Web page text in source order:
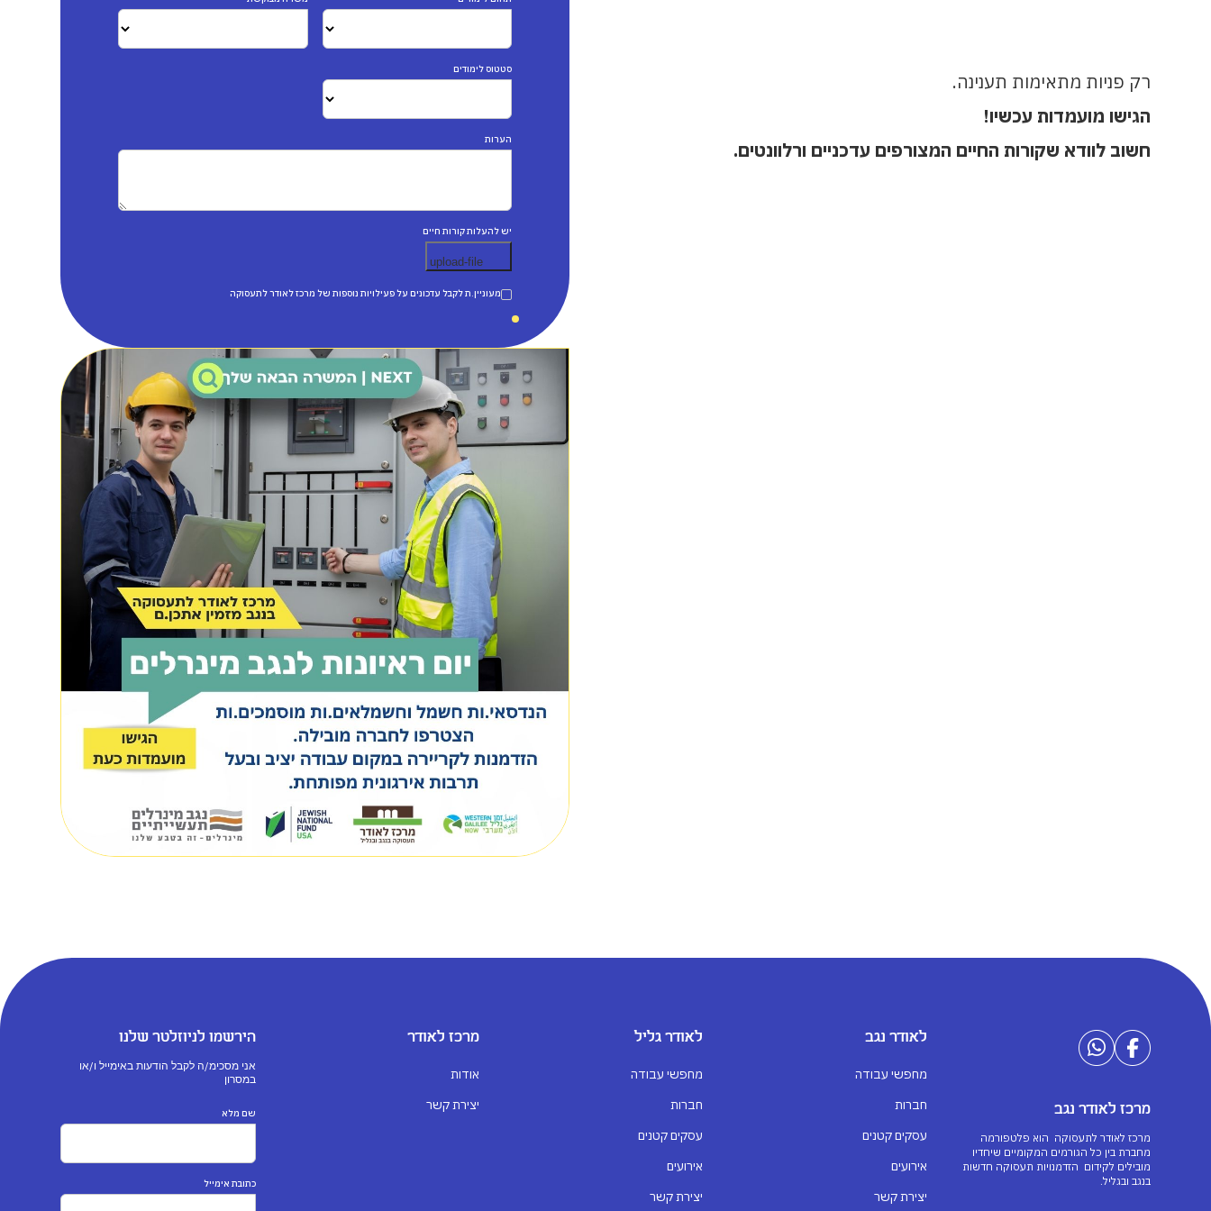
רק פניות מתאימות תענינה.
הגישו מועמדות עכשיו!
חשוב לוודא שקורות החיים המצורפים עדכניים ורלוונטים.
סטטוס לימודים
הערות
יש להעלות קורות חיים
מעוניין.ת לקבל עדכונים על פעילויות נוספות של מרכז לאודר לתעסוקה
מרכז לאודר נגב
מרכז לאודר לתעסוקה הוא פלטפורמה
מחברת בין כל הגורמים המקומיים שיחדיו
מובילים לקידום הזדמנויות תעסוקה חדשות
בנגב ובגליל.
לאודר נגב
מחפשי עבודה
חברות
עסקים קטנים
אירועים
יצירת קשר
לאודר גליל
מחפשי עבודה
חברות
עסקים קטנים
אירועים
יצירת קשר
מרכז לאודר
אודות
יצירת קשר
הירשמו לניוזלטר שלנו
אני מסכימ/ה לקבל הודעות באימייל ו/או
במסרון
שם מלא
כתובת אימייל